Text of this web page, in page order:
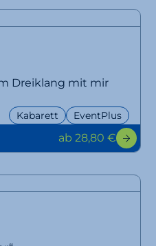
Dreiklang mit mir
Kabarett EventPlus
ab 28,80 €